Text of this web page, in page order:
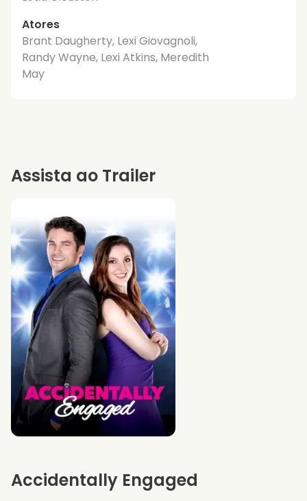
Atores
Brant Daugherty, Lexi Giovagnoli,
Randy Wayne, Lexi Atkins, Meredith
May
Accidentally Engaged
Assista ao Trailer